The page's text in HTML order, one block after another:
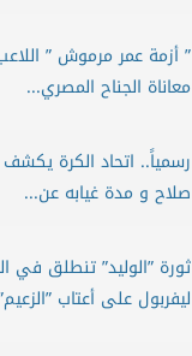
” أزمة عمر مرموش ”
معاناة الجناح المصري...
رسمياً.. اتحاد الكرة
صلاح و مدة غيابه عن...
ثورة ”الوليد” تنطلق
ليفربول على أعتاب